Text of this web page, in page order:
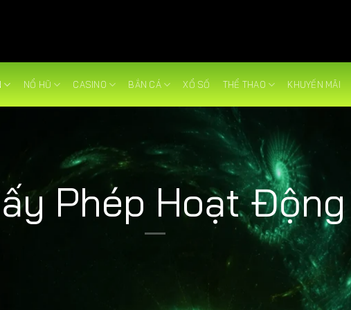
NỔ HŨ CASINO BẮN CÁ XỔ SỐ THỂ THAO KHUYẾN MÃI
Phép Hoạt Động